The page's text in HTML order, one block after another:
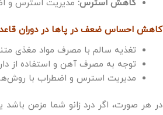
کاهش استرس: مدیریت استرس و
کاهش احساس ضعف در پاها در دوران
تغذیه سالم با مصرف مواد مغذی
توجه به مصرف آهن و استفاده از
مدیریت استرس و اضطراب با
در هر صورت، اگر درد زانو شما مزمن